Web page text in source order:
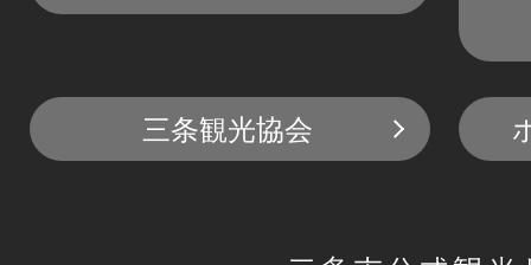
三条観光協会